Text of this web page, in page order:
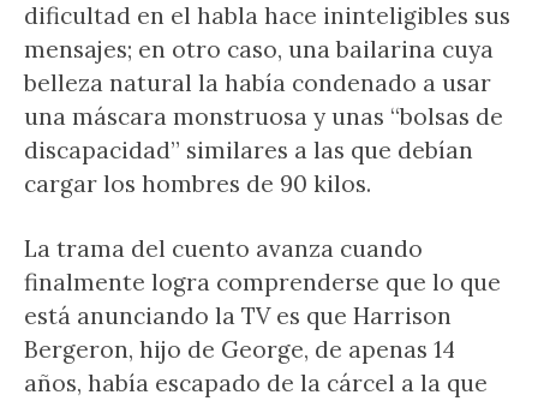
dificultad en el habla hace ininteligibles sus
mensajes; en otro caso, una bailarina cuya
belleza natural la había condenado a usar
una máscara monstruosa y unas “bolsas de
discapacidad” similares a las que debían
cargar los hombres de 90 kilos.
La trama del cuento avanza cuando
finalmente logra comprenderse que lo que
está anunciando la TV es que Harrison
Bergeron, hijo de George, de apenas 14
años, había escapado de la cárcel a la que